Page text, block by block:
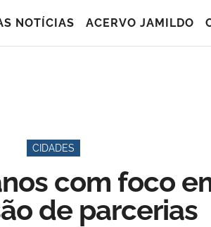
NOTÍCIAS ACERVO JAMILDO
CIDADES
com foco
de parcerias